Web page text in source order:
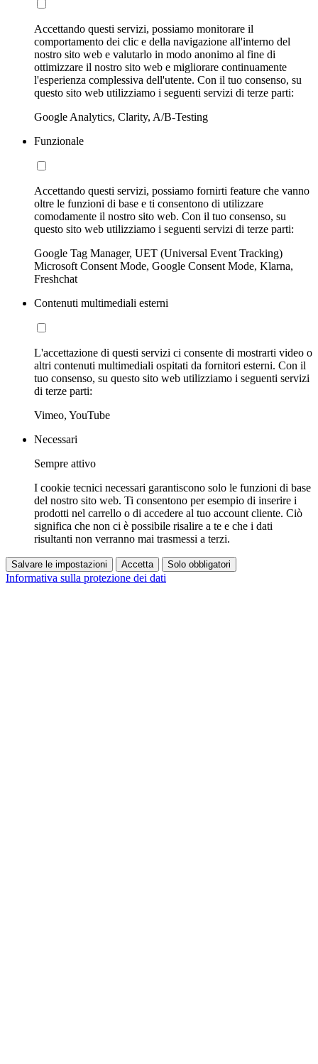
Accettando questi servizi, possiamo monitorare il
comportamento dei clic e della navigazione all'interno del
nostro sito web e valutarlo in modo anonimo al fine di
ottimizzare il nostro sito web e migliorare continuamente
l'esperienza complessiva dell'utente. Con il tuo consenso, su
questo sito web utilizziamo i seguenti servizi di terze parti:
Google Analytics, Clarity, A/B-Testing
Funzionale
Accettando questi servizi, possiamo fornirti feature che vanno
oltre le funzioni di base e ti consentono di utilizzare
comodamente il nostro sito web. Con il tuo consenso, su
questo sito web utilizziamo i seguenti servizi di terze parti:
Google Tag Manager, UET (Universal Event Tracking)
Microsoft Consent Mode, Google Consent Mode, Klarna,
Freshchat
Contenuti multimediali esterni
L'accettazione di questi servizi ci consente di mostrarti video o
altri contenuti multimediali ospitati da fornitori esterni. Con il
tuo consenso, su questo sito web utilizziamo i seguenti servizi
di terze parti:
Vimeo, YouTube
Necessari
Sempre attivo
I cookie tecnici necessari garantiscono solo le funzioni di base
del nostro sito web. Ti consentono per esempio di inserire i
prodotti nel carrello o di accedere al tuo account cliente. Ciò
significa che non ci è possibile risalire a te e che i dati
risultanti non verranno mai trasmessi a terzi.
Salvare le impostazioni Accetta Solo obbligatori
Informativa sulla protezione dei dati